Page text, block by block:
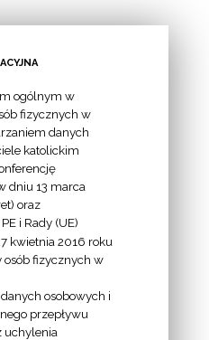
ogólnym w
fizycznych w
danych
katolickim
dniu 13 marca
oraz
i Rady (UE)
kwietnia 2016 roku
osób fizycznych w
osobowych i
przepływu
uchylenia